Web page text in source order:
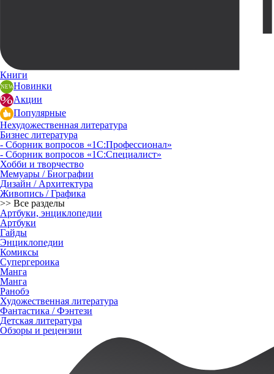
Книги
Новинки
Акции
Популярные
Нехудожественная литература
Бизнес литература
- Сборник вопросов «1С:Профессионал»
- Сборник вопросов «1С:Специалист»
Хобби и творчество
Мемуары / Биографии
Дизайн / Архитектура
Живопись / Графика
>> Все разделы
Артбуки, энциклопедии
Артбуки
Гайды
Энциклопедии
Комиксы
Супергероика
Манга
Манга
Ранобэ
Художественная литература
Фантастика / Фэнтези
Детская литература
Обзоры и рецензии